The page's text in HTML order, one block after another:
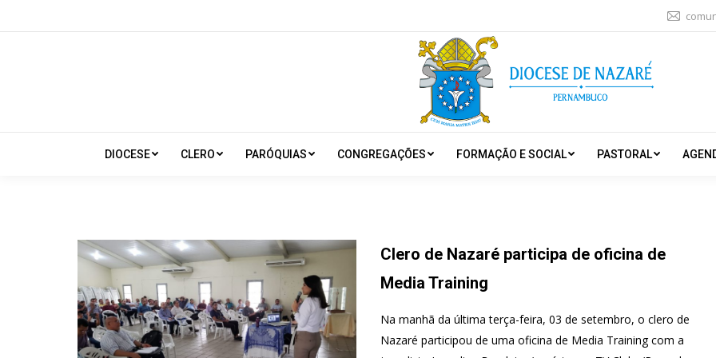
DIOCESE CLERO PARÓQUIAS CONGREGAÇÕES FORMAÇÃO E SOCIAL PASTORAL
Clero de Nazaré participa de oficina de
Media Training
Na manhã da última terça-feira, 03 de setembro, o clero de
Nazaré participou de uma oficina de Media Training com a